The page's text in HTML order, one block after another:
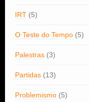
IRT (5)
O Teste do Tempo (5)
Palestras (3)
Partidas (13)
Problemismo (5)